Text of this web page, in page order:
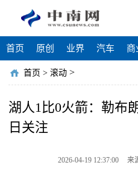
首页 原创 业界 汽车 商
首页 > 滚动 >
湖人1比0火箭：勒布
日关注
2026-04-19 12:37:00 来